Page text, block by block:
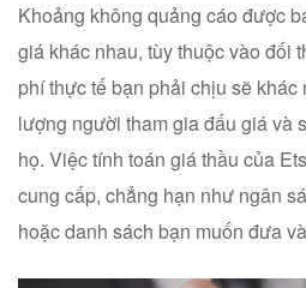
Khoảng không quảng cáo được
giá khác nhau, tùy thuộc vào đối
phí thực tế bạn phải chịu sẽ khác
lượng người tham gia đấu giá và
họ. Việc tính toán giá thầu của
cung cấp, chẳng hạn như ngân
hoặc danh sách bạn muốn đưa